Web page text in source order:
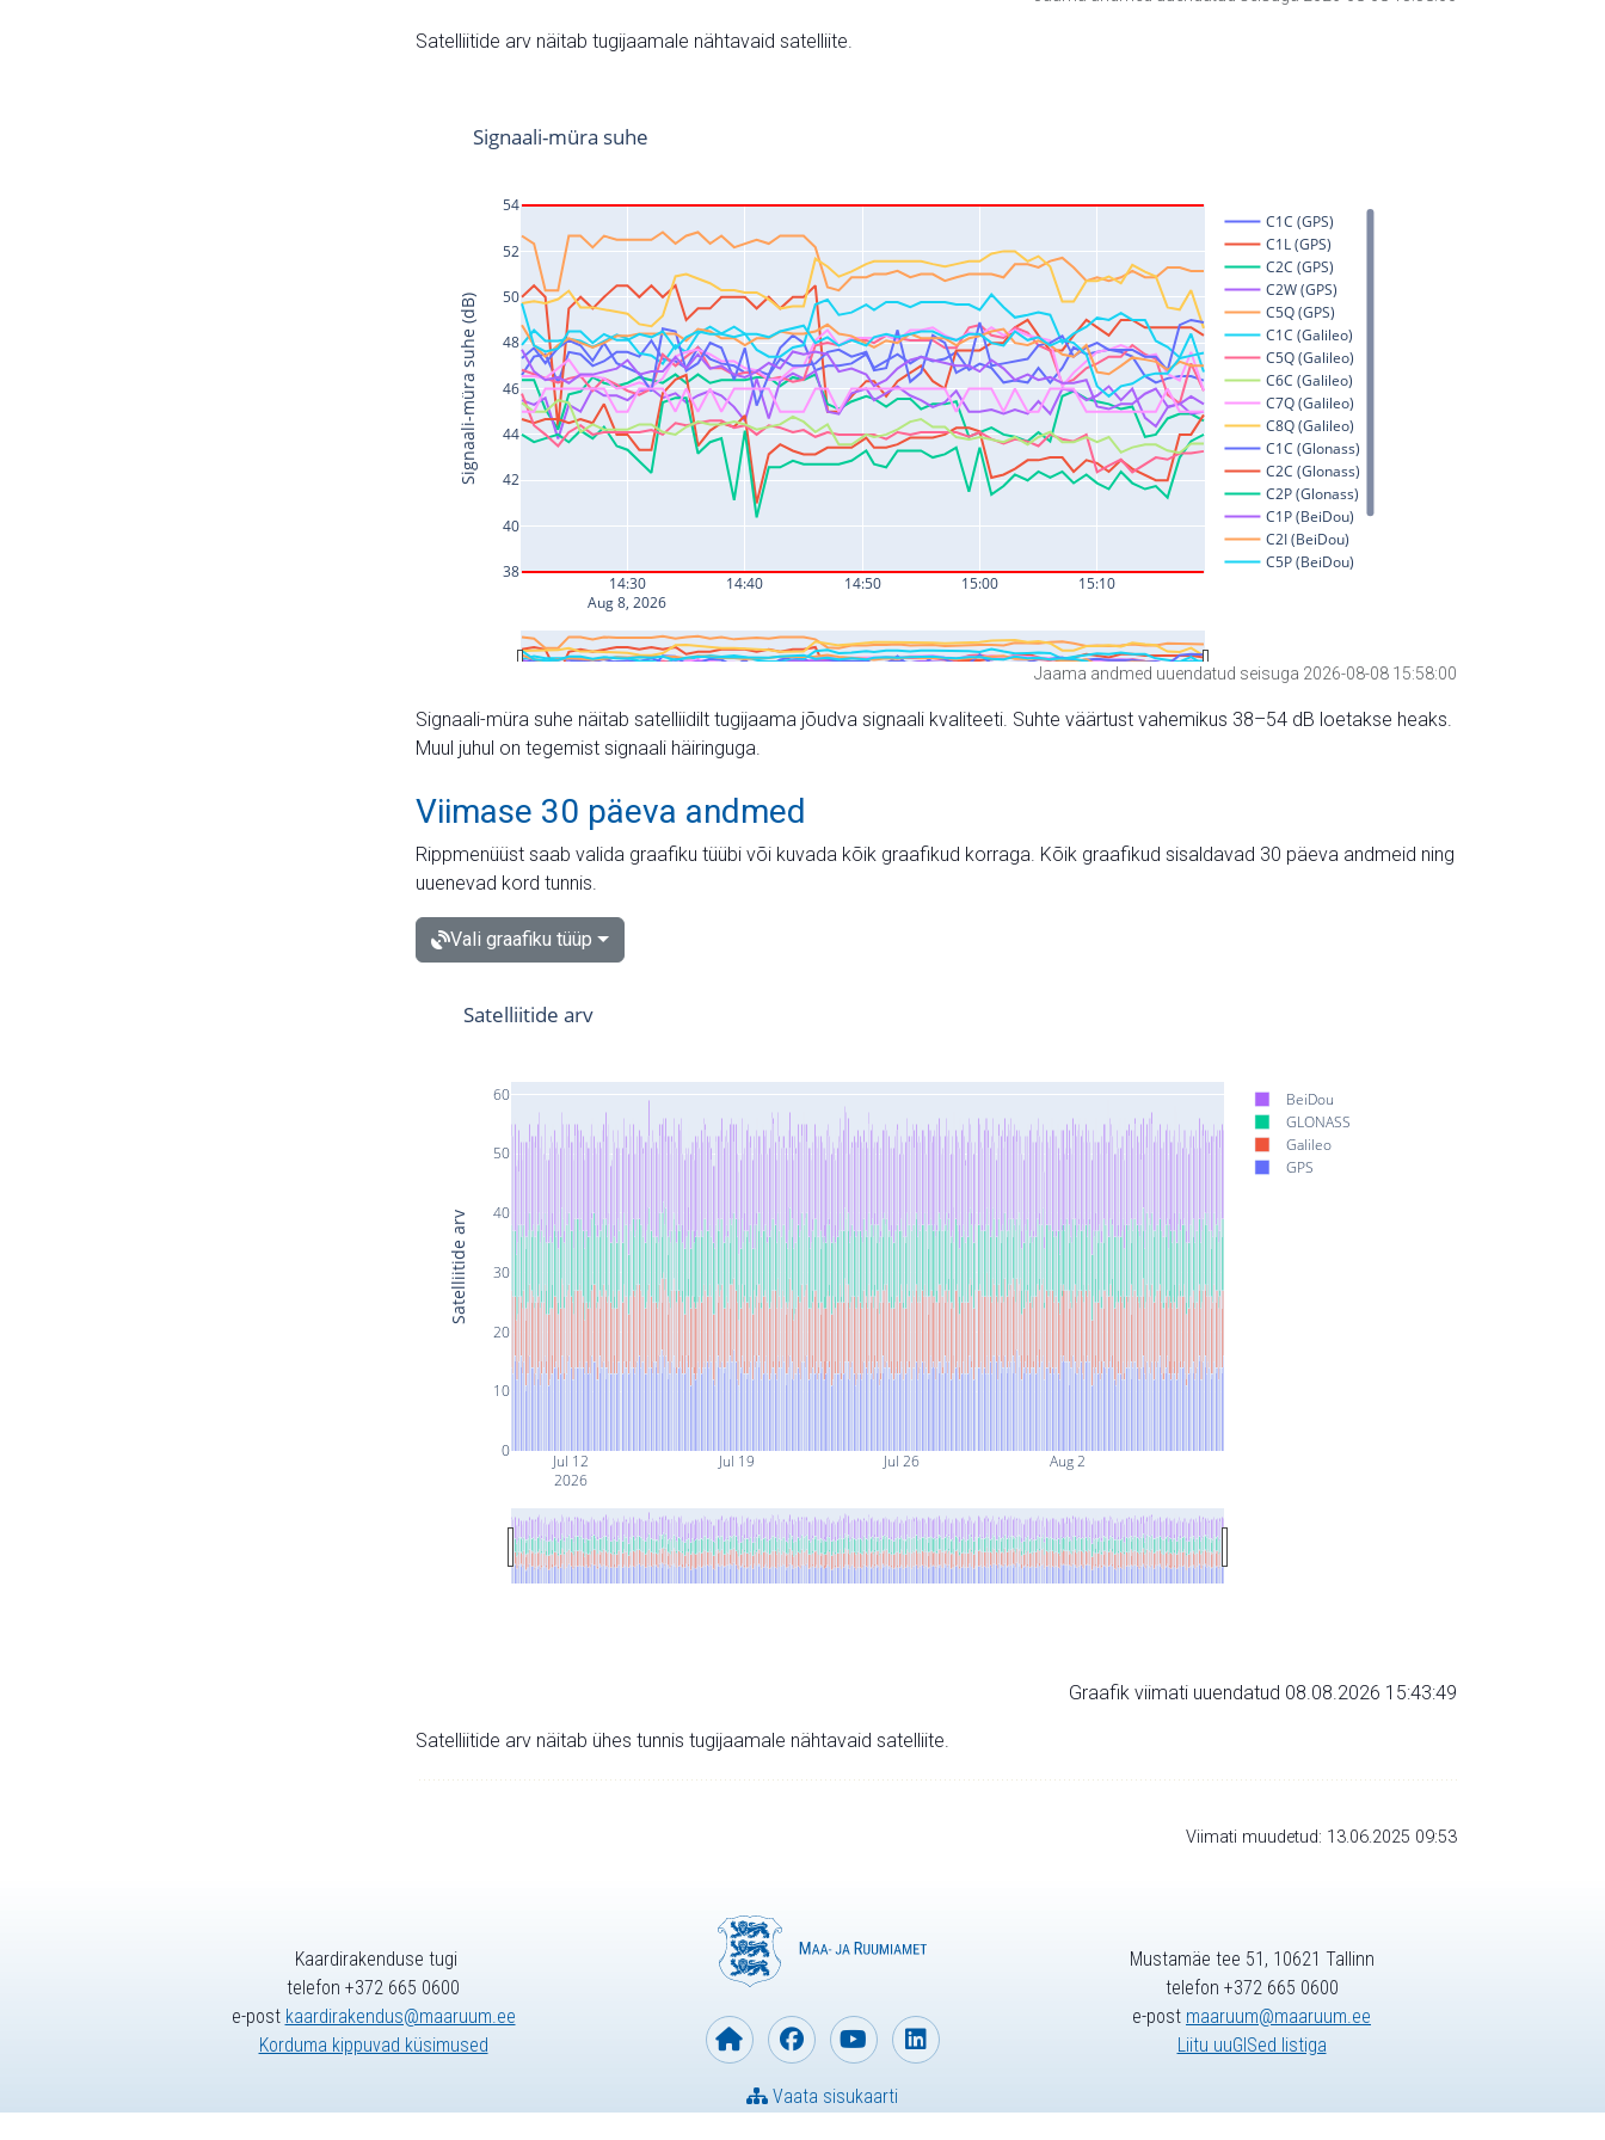
Satelliitide arv näitab tugijaamale nähtavaid satelliite.
Jaama andmed uuendatud seisuga 2026-08-08 15:58:00
Signaali-müra suhe näitab satelliidilt tugijaama jõudva signaali kvaliteeti. Suhte väärtust vahemikus 38–54 dB loetakse heaks.
Muul juhul on tegemist signaali häiringuga.
Viimase 30 päeva andmed
Rippmenüüst saab valida graafiku tüübi või kuvada kõik graafikud korraga. Kõik graafikud sisaldavad 30 päeva andmeid ning
uuenevad kord tunnis.
Vali graafiku tüüp
Jul 12
2026
Jul 19 Jul 26 Aug 2
0
10
20
30
40
50
60
BeiDou
GLONASS
Galileo
GPS
Satelliitide arv
Satelliitide arv
Graafik viimati uuendatud 08.08.2026 15:43:49
Satelliitide arv näitab ühes tunnis tugijaamale nähtavaid satelliite.
Viimati muudetud: 13.06.2025 09:53
Kaardirakenduse tugi
telefon +372 665 0600
e-post kaardirakendus@maaruum.ee
Korduma kippuvad küsimused
Vaata sisukaarti
Mustamäe tee 51, 10621 Tallinn
telefon +372 665 0600
e-post maaruum@maaruum.ee
Liitu uuGISed listiga